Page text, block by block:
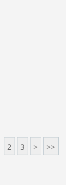
2 3 > >>